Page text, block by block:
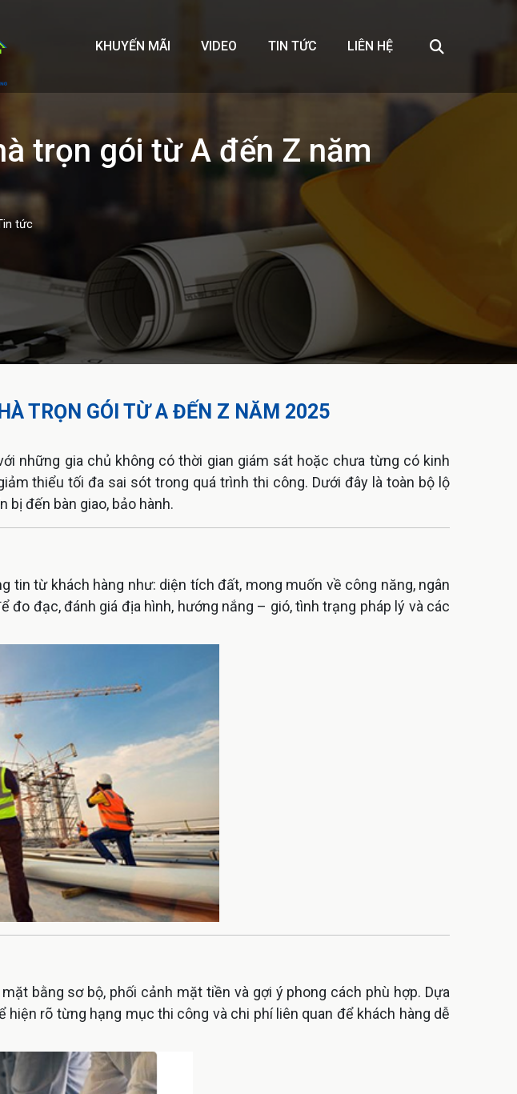
KHUYẾN MÃI VIDEO TIN TỨC LIÊN HỆ
trọn gói từ A đến Z năm
tức
TRỌN GÓI TỪ A ĐẾN Z NĂM 2025
những gia chủ không có thời gian giám sát hoặc chưa từng có kinh
thiểu tối đa sai sót trong quá trình thi công. Dưới đây là toàn bộ lộ
đến bàn giao, bảo hành.
từ khách hàng như: diện tích đất, mong muốn về công năng, ngân
đạc, đánh giá địa hình, hướng nắng – gió, tình trạng pháp lý và các
bằng sơ bộ, phối cảnh mặt tiền và gợi ý phong cách phù hợp. Dựa
rõ từng hạng mục thi công và chi phí liên quan để khách hàng dễ